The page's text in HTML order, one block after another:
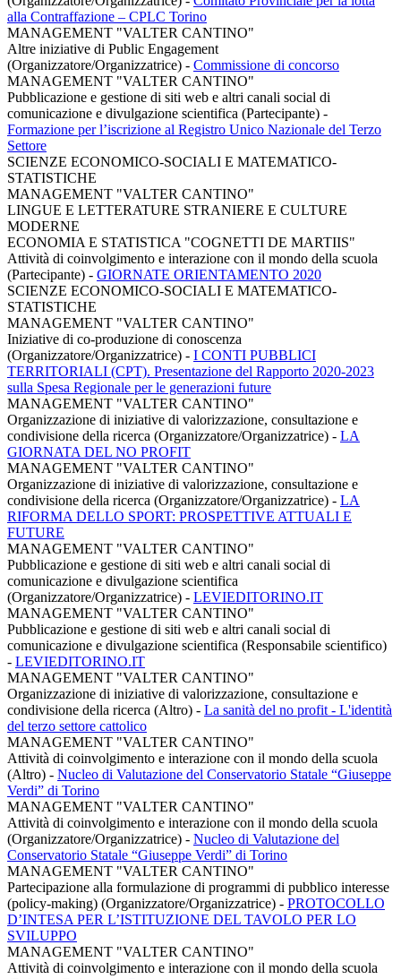
alla Contraffazione – CPLC Torino
MANAGEMENT "VALTER CANTINO"
Altre iniziative di Public Engagement
(Organizzatore/Organizzatrice) - Commissione di concorso
MANAGEMENT "VALTER CANTINO"
Pubblicazione e gestione di siti web e altri canali social di
comunicazione e divulgazione scientifica (Partecipante) -
Formazione per l’iscrizione al Registro Unico Nazionale del Terzo
Settore
SCIENZE ECONOMICO-SOCIALI E MATEMATICO-
STATISTICHE
MANAGEMENT "VALTER CANTINO"
LINGUE E LETTERATURE STRANIERE E CULTURE
MODERNE
ECONOMIA E STATISTICA "COGNETTI DE MARTIIS"
Attività di coinvolgimento e interazione con il mondo della scuola
(Partecipante) - GIORNATE ORIENTAMENTO 2020
SCIENZE ECONOMICO-SOCIALI E MATEMATICO-
STATISTICHE
MANAGEMENT "VALTER CANTINO"
Iniziative di co-produzione di conoscenza
(Organizzatore/Organizzatrice) - I CONTI PUBBLICI
TERRITORIALI (CPT). Presentazione del Rapporto 2020-2023
sulla Spesa Regionale per le generazioni future
MANAGEMENT "VALTER CANTINO"
Organizzazione di iniziative di valorizzazione, consultazione e
condivisione della ricerca (Organizzatore/Organizzatrice) - LA
GIORNATA DEL NO PROFIT
MANAGEMENT "VALTER CANTINO"
Organizzazione di iniziative di valorizzazione, consultazione e
condivisione della ricerca (Organizzatore/Organizzatrice) - LA
RIFORMA DELLO SPORT: PROSPETTIVE ATTUALI E
FUTURE
MANAGEMENT "VALTER CANTINO"
Pubblicazione e gestione di siti web e altri canali social di
comunicazione e divulgazione scientifica
(Organizzatore/Organizzatrice) - LEVIEDITORINO.IT
MANAGEMENT "VALTER CANTINO"
Pubblicazione e gestione di siti web e altri canali social di
comunicazione e divulgazione scientifica (Responsabile scientifico)
- LEVIEDITORINO.IT
MANAGEMENT "VALTER CANTINO"
Organizzazione di iniziative di valorizzazione, consultazione e
condivisione della ricerca (Altro) - La sanità del no profit - L'identità
del terzo settore cattolico
MANAGEMENT "VALTER CANTINO"
Attività di coinvolgimento e interazione con il mondo della scuola
(Altro) - Nucleo di Valutazione del Conservatorio Statale “Giuseppe
Verdi” di Torino
MANAGEMENT "VALTER CANTINO"
Attività di coinvolgimento e interazione con il mondo della scuola
(Organizzatore/Organizzatrice) - Nucleo di Valutazione del
Conservatorio Statale “Giuseppe Verdi” di Torino
MANAGEMENT "VALTER CANTINO"
Partecipazione alla formulazione di programmi di pubblico interesse
(policy-making) (Organizzatore/Organizzatrice) - PROTOCOLLO
D’INTESA PER L’ISTITUZIONE DEL TAVOLO PER LO
SVILUPPO
MANAGEMENT "VALTER CANTINO"
Attività di coinvolgimento e interazione con il mondo della scuola